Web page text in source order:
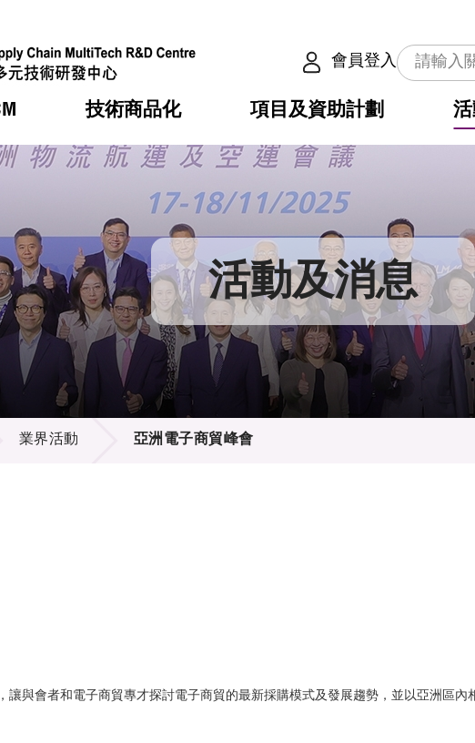
會員登入
機構簡介
組織架構
組織架構
董事局
研究顧問
招標通告
技術商品化
服務
可獲授權之技術
應用於公共服務之創新技術
重點項目
項目及資助計劃
合作計劃
資助計劃
資助計劃
稅務優惠
申請
評審
徵求研發項目計劃書
項目資料庫
活動
獎項
新聞中心
媒體報導
新聞稿
資訊中心
多媒體
出版刊物
會籍及服務
會員列表
會員登入 活動及消息
業界活動 亞洲電子商貿峰會
讓與會者和電子商貿專才探討電子商貿的最新採購模式及發展趨勢，並以亞洲區